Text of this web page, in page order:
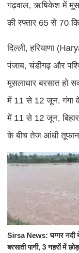
गढ़वाल, ऋषिकेश में
की रफ्तार 65 से 70
दिल्ली, हरियाणा
पंजाब, चंडीगढ़ और
मूसलाधार बरसात हो
में 11 से 12 जून, गंगा
में 11 से 12 जून,
के बीच तेज आंधी तूफान
Sirsa News: घग्गर नदी
बरसाती पानी, 3 नहरों में